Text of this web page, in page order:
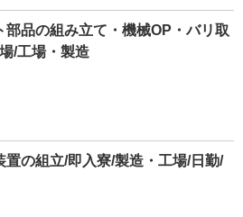
部品の組み立て・機械OP・バリ取
/工場・製造
置の組立/即入寮/製造・工場/日勤/